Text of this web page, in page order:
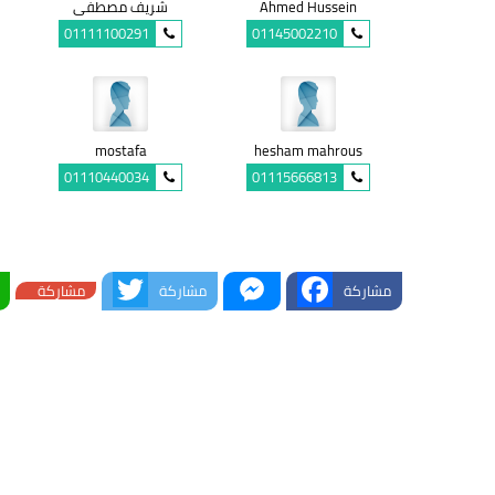
Ahmed Hussein
01145002210
شريف مصطفى
01111100291
hesham mahrous
01115666813
mostafa
01110440034
مشاركة Facebook
Messenger
مشاركة Twitterمشاركة